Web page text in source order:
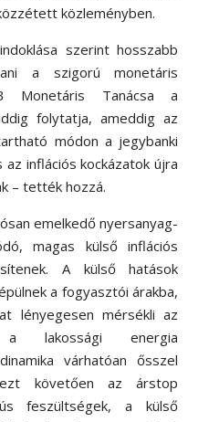
közleményben.
szerint hosszabb
a szigorú monetáris
Monetáris Tanácsa a
folytatja, ameddig az
módon a jegybanki
az inflációs kockázatok újra
– tették hozzá.
emelkedő nyersanyag-
magas külső inflációs
A külső hatások
a fogyasztói árakba,
lényegesen mérsékli az
lakossági energia
várhatóan ősszel
követően az árstop
feszültségek, a külső